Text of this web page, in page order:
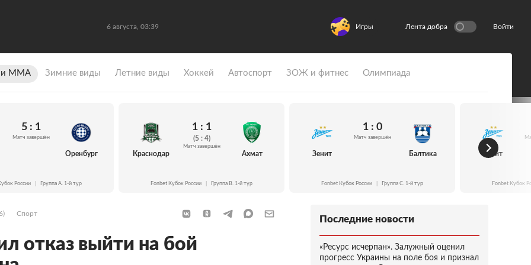
6 августа, 03:39 Игры Лента добра Войти
и ММА Зимние виды Летние виды Хоккей Автоспорт ЗОЖ и фитнес Олимпиада
5 : 1
Матч завершён
Оренбург
России Группа A. 1-й тур
Краснодар
1 : 1
(5 : 4)
Матч завершён
Ахмат
Fonbet Кубок России Группа B. 1-й тур
Зенит
1 : 0
Матч завершён
Балтика
Fonbet Кубок России Группа C. 1-й тур
Зенит
Fonbet Кубок
Спорт
отказ выйти на бой
Последние новости
«Ресурс исчерпан». Залужный оценил
прогресс Украины на поле боя и признал